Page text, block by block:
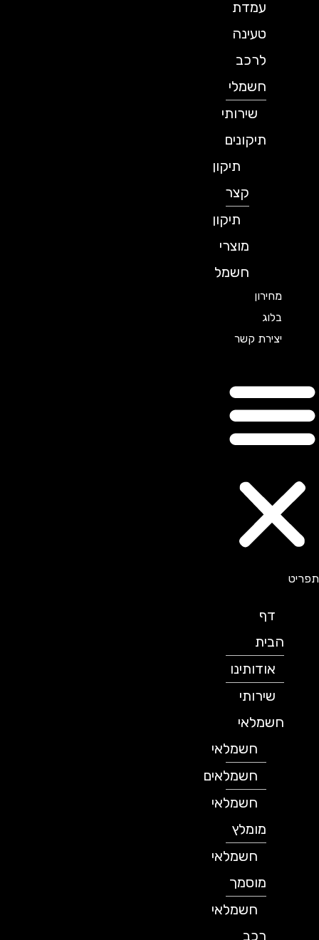
עמדת
טעינה
לרכב
חשמלי
שירותי
תיקונים
תיקון
תיקון
מוצרי
חשמל
מחירון
יצירת קשר
הבית
אודותינו
שירותי
חשמלאי
חשמלאי
חשמלאים
חשמלאי
מומלץ
חשמלאי
מוסמך
חשמלאי